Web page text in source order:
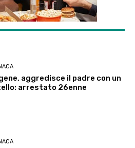
aggredisce il padre con un
arrestato 26enne